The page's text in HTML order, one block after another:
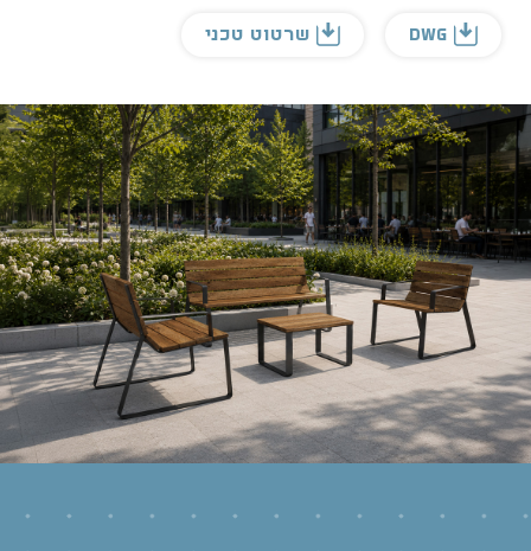
DWG שרטוט טכני